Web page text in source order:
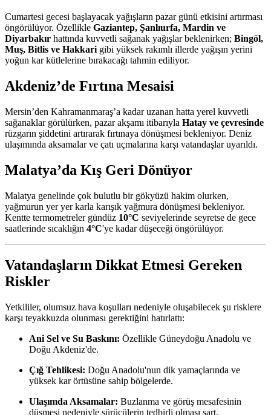
Cumartesi gecesi başlayacak yağışların pazar günü etkisini artırması
öngörülüyor. Özellikle Gaziantep, Şanlıurfa, Mardin ve
Diyarbakır hattında kuvvetli sağanak yağışlar beklenirken; Bingöl,
Muş, Bitlis ve Hakkari gibi yüksek rakımlı illerde yağışın yerini
yoğun kar kütlelerine bırakacağı tahmin ediliyor.
Akdeniz’de Fırtına Mesaisi
Mersin’den Kahramanmaraş’a kadar uzanan hatta yerel kuvvetli
sağanaklar görülürken, pazar akşamı itibarıyla Hatay ve çevresinde
rüzgarın şiddetini artırarak fırtınaya dönüşmesi bekleniyor. Deniz
ulaşımında aksamalar ve çatı uçmalarına karşı vatandaşlar uyarıldı.
Malatya’da Kış Geri Dönüyor
Malatya genelinde çok bulutlu bir gökyüzü hakim olurken,
yağmurun yer yer karla karışık yağmura dönüşmesi bekleniyor.
Kentte termometreler gündüz 10°C seviyelerinde seyretse de gece
saatlerinde sıcaklığın 4°C'ye kadar düşeceği öngörülüyor.
Vatandaşların Dikkat Etmesi Gereken
Riskler
Yetkililer, olumsuz hava koşulları nedeniyle oluşabilecek şu risklere
karşı teyakkuzda olunması gerektiğini hatırlattı:
Ani Sel ve Su Baskını: Özellikle Güneydoğu Anadolu ve
Doğu Akdeniz'de.
Çığ Tehlikesi: Doğu Anadolu'nun dik yamaçlarında ve
yüksek kar örtüsüne sahip bölgelerde.
Ulaşımda Aksamalar: Buzlanma ve görüş mesafesinin
düşmesi nedeniyle sürücülerin tedbirli olması şart.